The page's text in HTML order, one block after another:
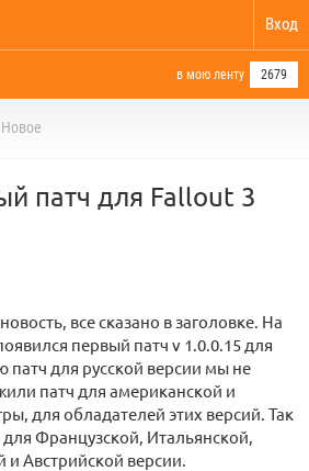
Вход
в мою ленту 2679
Новое
патч для Fallout 3
все сказано в заголовке. На
первый патч v 1.0.0.15 для
патч для русской версии мы не
патч для американской и
для обладателей этих версий. Так
Французской, Итальянской,
Австрийской версии.